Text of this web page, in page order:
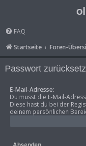
FAQ
Startseite
Foren-
Passwort
E-Mail-Adresse:
Du musst die E-Mail-
Diese hast du bei der
deinem persönlichen